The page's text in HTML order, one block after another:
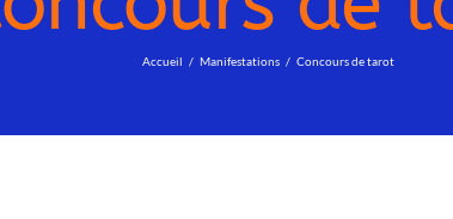
Accueil Manifestations Concours de tarot